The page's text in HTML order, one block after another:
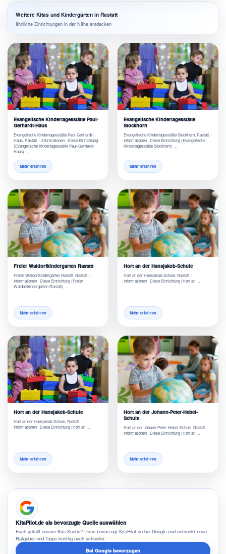
Weitere Kitas und Kindergärten in Rastatt
ähnliche Einrichtungen in der Nähe entdecken
Evangelische Kindertagesstätte Paul-
Gerhardt-Haus
Evangelische Kindertagesstätte Paul-Gerhardt-
Haus, Rastatt - Informationen Diese Einrichtung
(Evangelische Kindertagesstätte Paul-Gerhardt-
Haus) …
Mehr erfahren
Evangelische Kindertagesstätte
Stockhorn
Evangelische Kindertagesstätte Stockhorn, Rastatt -
Informationen Diese Einrichtung (Evangelische
Kindertagesstätte Stockhorn) …
Mehr erfahren
Freier Waldorfkindergarten Rastatt
Freier Waldorfkindergarten Rastatt, Rastatt -
Informationen Diese Einrichtung (Freier
Waldorfkindergarten Rastatt) …
Mehr erfahren
Hort an der Hansjakob-Schule
Hort an der Hansjakob-Schule, Rastatt -
Informationen Diese Einrichtung (Hort an …
Mehr erfahren
Hort an der Hansjakob-Schule
Hort an der Hansjakob-Schule, Rastatt -
Informationen Diese Einrichtung (Hort an …
Mehr erfahren
Hort an der Johann-Peter-Hebel-
Schule
Hort an der Johann-Peter-Hebel-Schule, Rastatt -
Informationen Diese Einrichtung (Hort an …
Mehr erfahren
KitaPilot.de als bevorzugte Quelle auswählen
Euch gefällt unsere Kita-Suche? Dann bevorzugt KitaPilot.de bei Google und entdeckt neue
Ratgeber und Tipps künftig noch schneller.
Bei Google bevorzugen